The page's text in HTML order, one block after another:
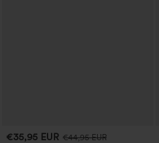
€35,95 EUR €44,95 EUR